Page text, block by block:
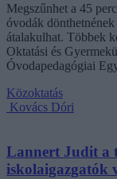
Megszűnhet a 45
óvodák
átalakulhat. Többek
Oktatási és
Óvodapedagógiai
Közoktatás
Kovács Dóri
Lannert Judit a
iskolaigazgatók